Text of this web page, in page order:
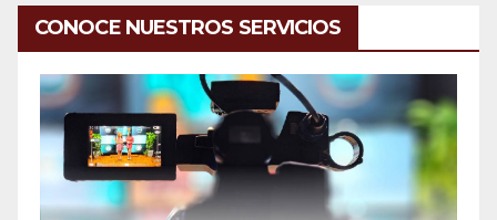
CONOCE NUESTROS SERVICIOS